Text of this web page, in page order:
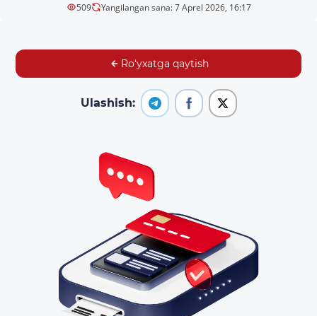
509 Yangilangan sana: 7 Aprel 2026, 16:17
Ro‘yxatga qaytish
Ulashish: